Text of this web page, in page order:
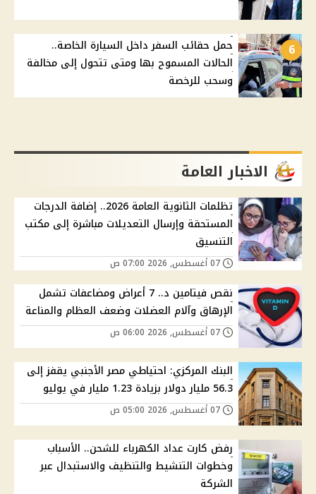
6
حمل حقائب السفر داخل السيارة الخاصة..
الحالات المسموح بها ومتى تتحول إلى مخالفة
وسحب للرخصة
الاخبار العامة
تظلمات الثانوية العامة 2026.. إضافة الدرجات
المستحقة وإرسال التعديلات مباشرة إلى مكتب
التنسيق
نقص فيتامين د.. 7 أعراض ومضاعفات تشمل
الإرهاق وآلام العضلات وضعف العظام والمناعة
البنك المركزي: احتياطي مصر الأجنبي يقفز إلى
56.3 مليار دولار بزيادة 1.23 مليار في يوليو
رفض كارت عداد الكهرباء للشحن.. الأسباب
وخطوات التنشيط والتنظيف والاستبدال عبر
الشركة